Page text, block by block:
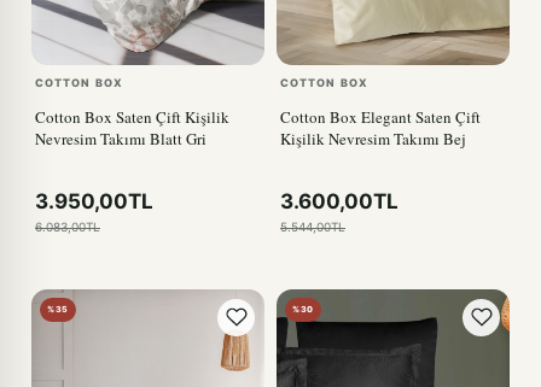
COTTON BOX
Cotton Box Saten Çift Kişilik
Nevresim Takımı Blatt Gri
3.950,00TL
6.083,00TL
COTTON BOX
Cotton Box Elegant Saten Çift
Kişilik Nevresim Takımı Bej
3.600,00TL
5.544,00TL
%35 %30